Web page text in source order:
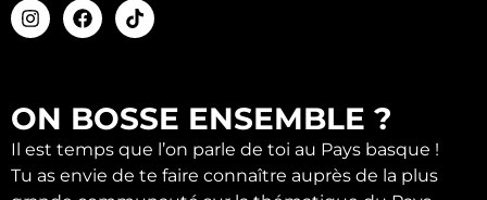
ON BOSSE ENSEMBLE ?
Il est temps que l’on parle de toi au Pays basque !
Tu as envie de te faire connaître auprès de la plus